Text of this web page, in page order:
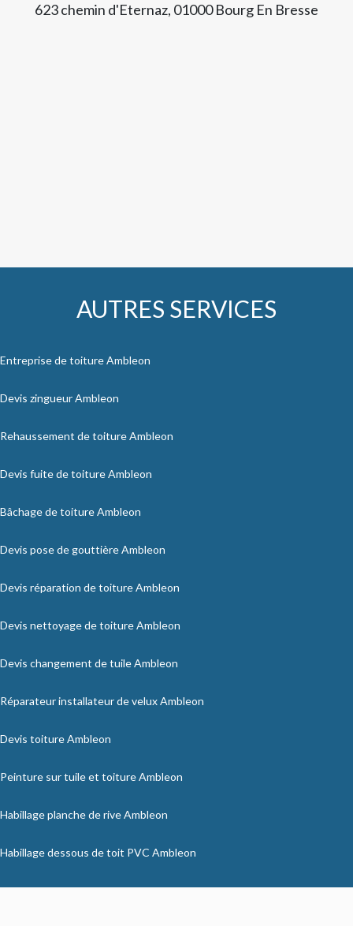
623 chemin d'Eternaz, 01000 Bourg En Bresse
AUTRES SERVICES
Entreprise de toiture Ambleon
Devis zingueur Ambleon
Rehaussement de toiture Ambleon
Devis fuite de toiture Ambleon
Bâchage de toiture Ambleon
Devis pose de gouttière Ambleon
Devis réparation de toiture Ambleon
Devis nettoyage de toiture Ambleon
Devis changement de tuile Ambleon
Réparateur installateur de velux Ambleon
Devis toiture Ambleon
Peinture sur tuile et toiture Ambleon
Habillage planche de rive Ambleon
Habillage dessous de toit PVC Ambleon